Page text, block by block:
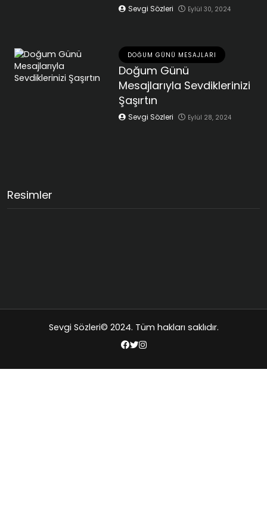
Sevgi Sözleri Eylül 30, 2024
DOĞUM GÜNÜ MESAJLARI
Doğum Günü
Mesajlarıyla Sevdiklerinizi
Şaşırtın
Sevgi Sözleri Eylül 28, 2024
Resimler
Sevgi Sözleri© 2024. Tüm hakları saklıdır.